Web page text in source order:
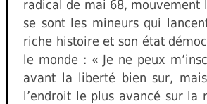
radical de mai 68, mouvement
se sont les mineurs qui
riche histoire et son état
le monde : « Je ne peux
avant la liberté bien sur,
l’endroit le plus avancé sur la